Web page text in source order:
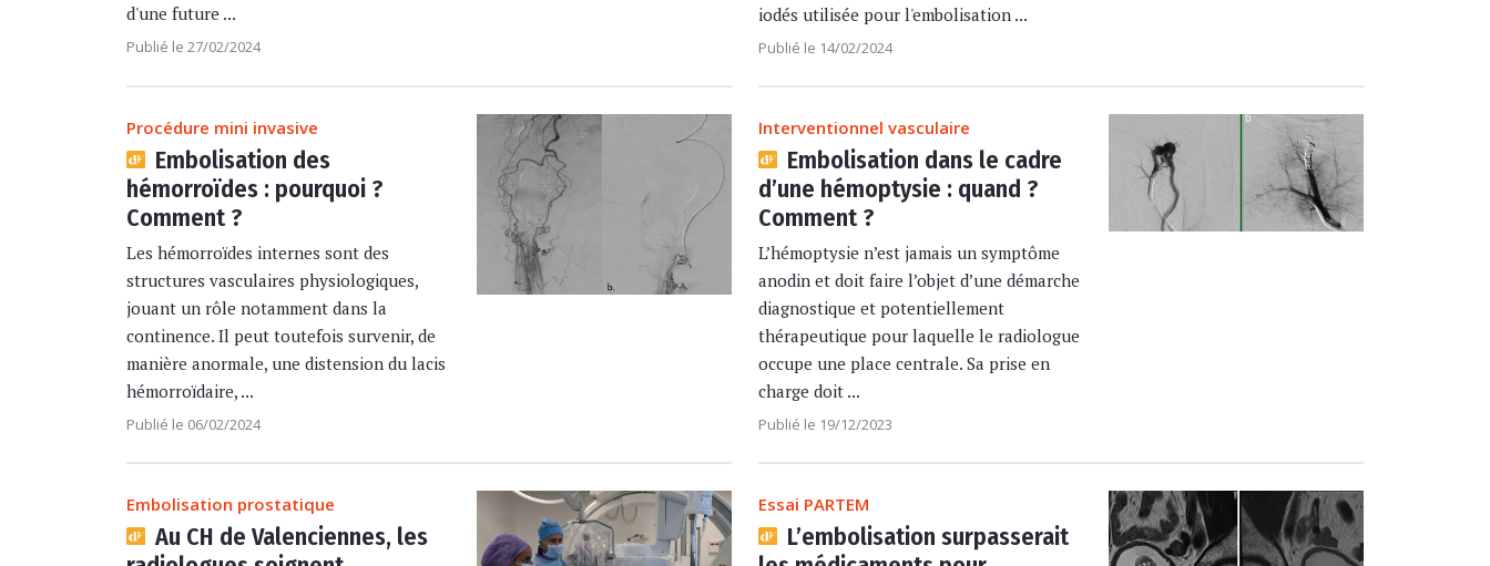
d'une future ...
Publié le 27/02/2024
iodés utilisée pour l'embolisation ...
Publié le 14/02/2024
Procédure mini invasive
Embolisation des
hémorroïdes : pourquoi ?
Comment ?
Les hémorroïdes internes sont des
structures vasculaires physiologiques,
jouant un rôle notamment dans la
continence. Il peut toutefois survenir, de
manière anormale, une distension du lacis
hémorroïdaire, ...
Publié le 06/02/2024
Interventionnel vasculaire
Embolisation dans le cadre
d’une hémoptysie : quand ?
Comment ?
L’hémoptysie n’est jamais un symptôme
anodin et doit faire l’objet d’une démarche
diagnostique et potentiellement
thérapeutique pour laquelle le radiologue
occupe une place centrale. Sa prise en
charge doit ...
Publié le 19/12/2023
Embolisation prostatique
Au CH de Valenciennes, les
Essai PARTEM
L’embolisation surpasserait